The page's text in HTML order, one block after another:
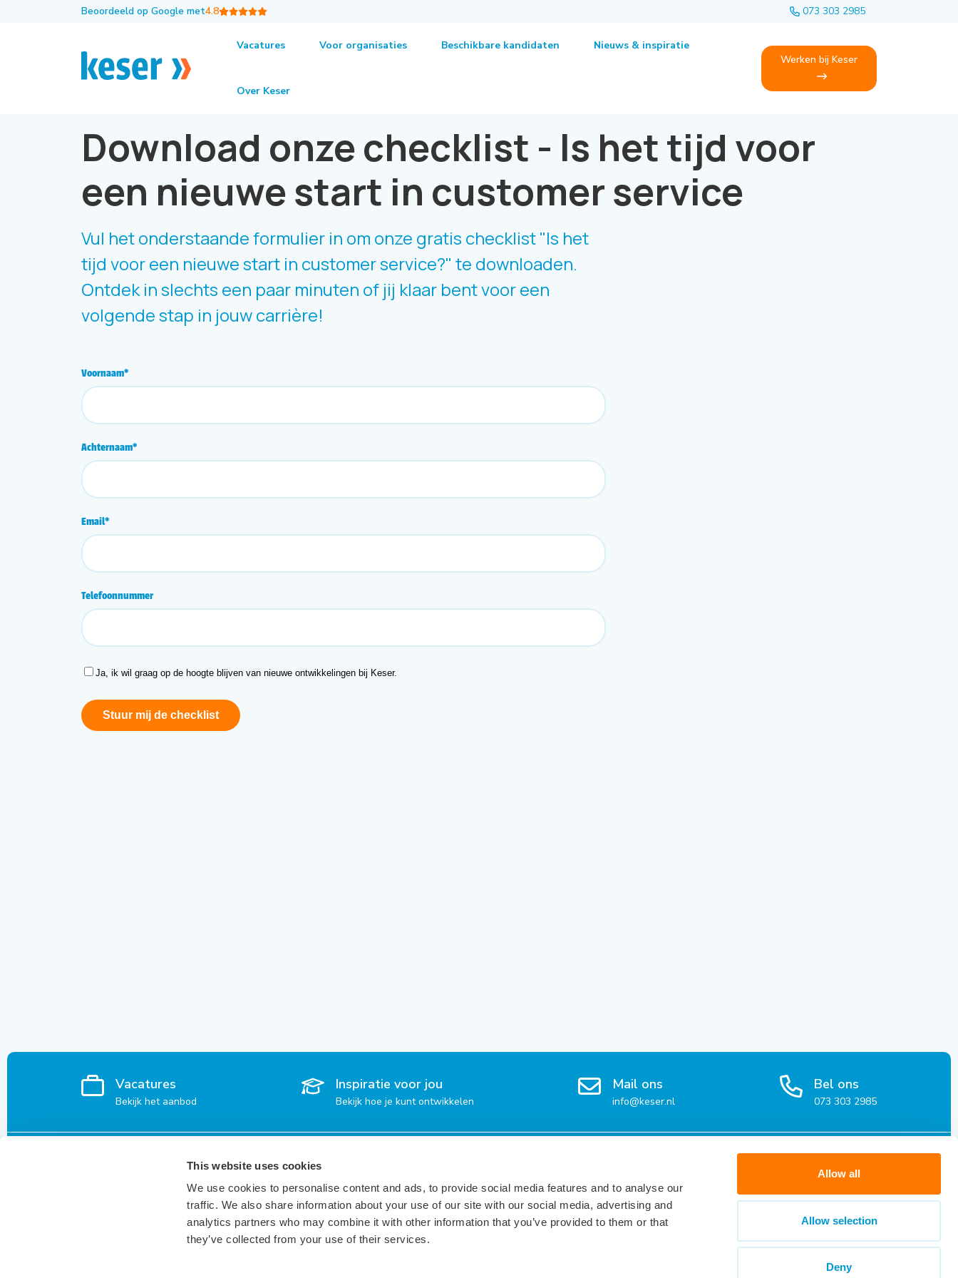
This website uses cookies
We use cookies to personalise content and ads, to provide social media features and to analyse our
traffic. We also share information about your use of our site with our social media, advertising and
analytics partners who may combine it with other information that you’ve provided to them or that
they’ve collected from your use of their services.
Allow all
Allow selection
Deny
Beoordeeld op Google met4.8 073 303 2985
Vacatures Voor organisaties Beschikbare kandidaten Nieuws & inspiratie
Over Keser
Werken bij Keser
Download onze checklist - Is het tijd voor
een nieuwe start in customer service
Vul het onderstaande formulier in om onze gratis checklist"Is het
tijd voor een nieuwe start in customer service?" te downloaden.
Ontdek in slechts een paar minuten of jij klaar bent voor een
volgende stap in jouw carrière!
Vacatures
Bekijk het aanbod
Inspiratie voor jou
Bekijk hoe je kunt ontwikkelen
Mail ons
info@keser.nl
Bel ons
073 303 2985
Inspiratie voor kandidaten
Vacatures per regio
Den Bosch
Breda
Engels
Frans
Inspiratie voor organisaties
Diensten en werkwijze
Over Keser